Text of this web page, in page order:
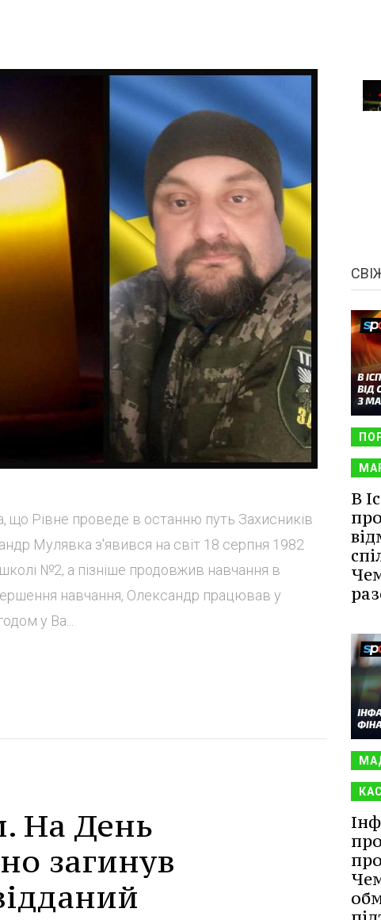
що Рівне проведе в останню путь Захисників
Мулявка з'явився на світ 18 серпня 1982
№2, а пізніше продовжив навчання в
навчання, Олександр працював у
у Ва...
На День
загинув
В